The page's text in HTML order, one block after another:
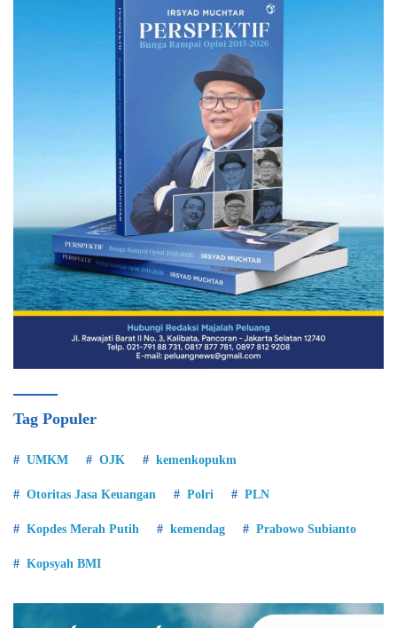
Tag Populer
UMKM OJK kemenkopukm
Otoritas Jasa Keuangan Polri PLN
Kopdes Merah Putih kemendag Prabowo Subianto
Kopsyah BMI